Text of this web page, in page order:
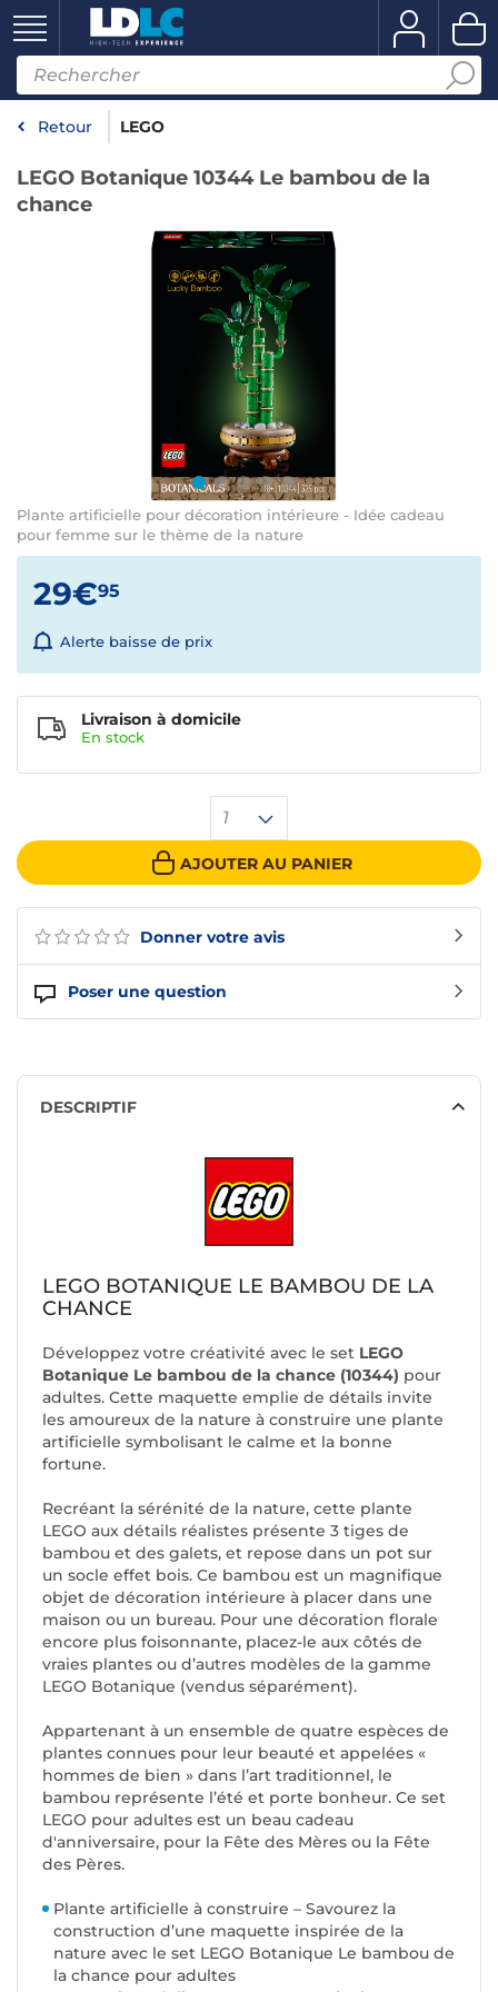
Retour LEGO
LEGO Botanique 10344 Le bambou de la
chance
Plante artificielle pour décoration intérieure - Idée cadeau
pour femme sur le thème de la nature
Donner votre avis
Poser une question
29€95
Alerte baisse de prix
1
AJOUTER AU PANIER
Livraison à domicile
En stock
DESCRIPTIF
LEGO BOTANIQUE LE BAMBOU DE LA
CHANCE
Développez votre créativité avec le set LEGO
Botanique Le bambou de la chance (10344) pour
adultes. Cette maquette emplie de détails invite
les amoureux de la nature à construire une plante
artificielle symbolisant le calme et la bonne
fortune.
Recréant la sérénité de la nature, cette plante
LEGO aux détails réalistes présente 3 tiges de
bambou et des galets, et repose dans un pot sur
un socle effet bois. Ce bambou est un magnifique
objet de décoration intérieure à placer dans une
maison ou un bureau. Pour une décoration florale
encore plus foisonnante, placez-le aux côtés de
vraies plantes ou d’autres modèles de la gamme
LEGO Botanique (vendus séparément).
Appartenant à un ensemble de quatre espèces de
plantes connues pour leur beauté et appelées «
hommes de bien » dans l’art traditionnel, le
bambou représente l’été et porte bonheur. Ce set
LEGO pour adultes est un beau cadeau
d'anniversaire, pour la Fête des Mères ou la Fête
des Pères.
Plante artificielle à construire – Savourez la
construction d’une maquette inspirée de la
nature avec le set LEGO Botanique Le bambou de
la chance pour adultes